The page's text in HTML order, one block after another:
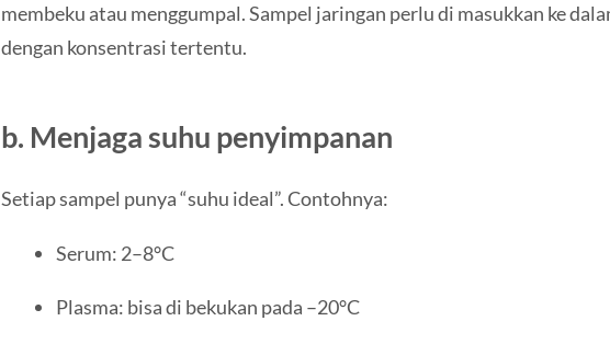
membeku atau menggumpal. Sampel jaringan perlu di masukkan ke
dengan konsentrasi tertentu.
b. Menjaga suhu penyimpanan
Setiap sampel punya “suhu ideal”. Contohnya:
Serum: 2–8°C
Plasma: bisa di bekukan pada –20°C